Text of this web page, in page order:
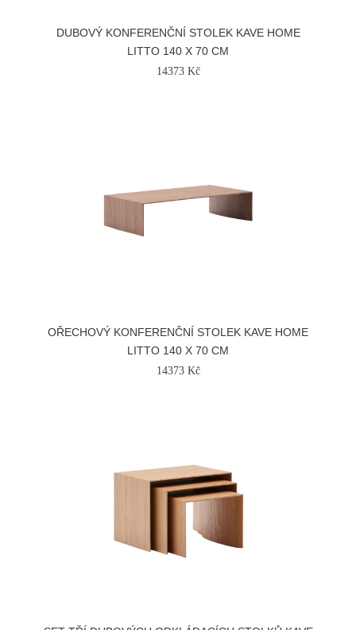
DUBOVÝ KONFERENČNÍ STOLEK KAVE HOME
LITTO 140 X 70 CM
14373 Kč
OŘECHOVÝ KONFERENČNÍ STOLEK KAVE HOME
LITTO 140 X 70 CM
14373 Kč